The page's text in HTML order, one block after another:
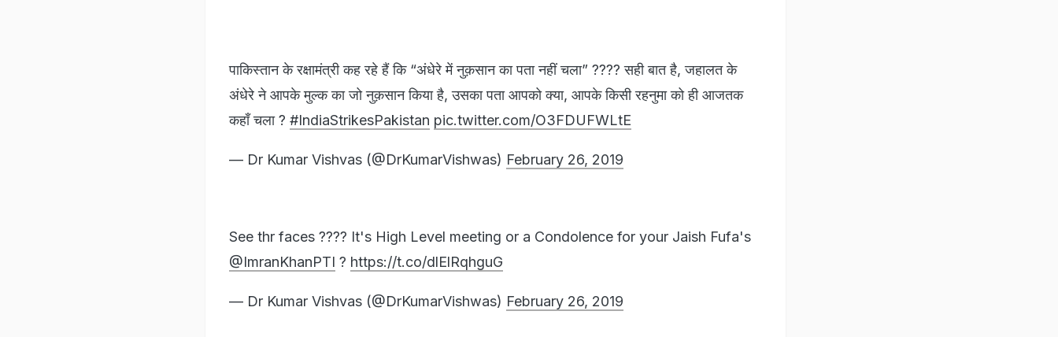
पाकिस्तान के रक्षामंत्री कह रहे हैं कि “अंधेरे में नुक़सान का पता नहीं चला” ???? सही बात है, जहालत के
अंधेरे ने आपके मुल्क का जो नुक़सान किया है, उसका पता आपको क्या, आपके किसी रहनुमा को ही आजतक
कहाँ चला ? #IndiaStrikesPakistan pic.twitter.com/O3FDUFWLtE
— Dr Kumar Vishvas (@DrKumarVishwas) February 26, 2019
See thr faces ???? It's High Level meeting or a Condolence for your Jaish Fufa's
@ImranKhanPTI ? https://t.co/dlElRqhguG
— Dr Kumar Vishvas (@DrKumarVishwas) February 26, 2019